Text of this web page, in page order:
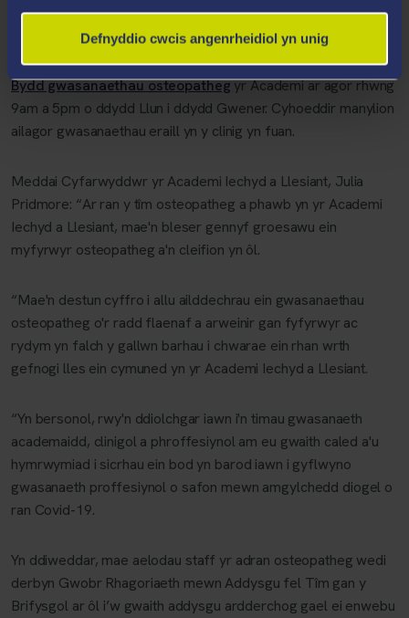
Defnyddio cwcis angenrheidiol yn unig
Bydd gwasanaethau osteopathegyr Academi ar agor rhwng
9am a 5pm o ddydd Llun i ddydd Gwener. Cyhoeddir manylion
ailagor gwasanaethau eraill yn y clinig yn fuan.
Meddai Cyfarwyddwr yr Academi Iechyd a Llesiant, Julia
Pridmore: “Ar ran y tîm osteopatheg a phawb yn yr Academi
Iechyd a Llesiant, mae'n bleser gennyf groesawu ein
myfyrwyr osteopatheg a'n cleifion yn ôl.
“Mae'n destun cyffro i allu ailddechrau ein gwasanaethau
osteopatheg o'r radd flaenaf a arweinir gan fyfyrwyr ac
rydym yn falch y gallwn barhau i chwarae ein rhan wrth
gefnogi lles ein cymuned yn yr Academi Iechyd a Llesiant.
“Yn bersonol, rwy'n ddiolchgar iawn i'n timau gwasanaeth
academaidd, clinigol a phroffesiynol am eu gwaith caled a'u
hymrwymiad i sicrhau ein bod yn barod iawn i gyflwyno
gwasanaeth proffesiynol o safon mewn amgylchedd diogel o
ran Covid-19.
Yn ddiweddar, mae aelodau staff yr adran osteopatheg wedi
derbyn Gwobr Rhagoriaeth mewn Addysgu fel Tîm gan y
Brifysgol ar ôl i’w gwaith addysgu ardderchog gael ei enwebu